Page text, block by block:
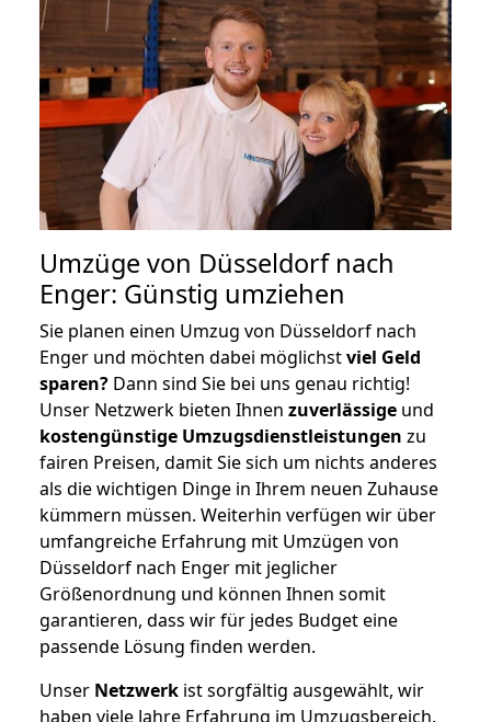
Umzüge von Düsseldorf nach
Enger: Günstig umziehen
Sie planen einen Umzug von Düsseldorf nach
Enger und möchten dabei möglichstviel Geld
sparen? Dann sind Sie bei uns genau richtig!
Unser Netzwerk bieten Ihnen zuverlässige und
kostengünstige Umzugsdienstleistungen zu
fairen Preisen, damit Sie sich um nichts anderes
als die wichtigen Dinge in Ihrem neuen Zuhause
kümmern müssen. Weiterhin verfügen wir über
umfangreiche Erfahrung mit Umzügen von
Düsseldorf nach Enger mit jeglicher
Größenordnung und können Ihnen somit
garantieren, dass wir für jedes Budget eine
passende Lösung finden werden.
Unser Netzwerk ist sorgfältig ausgewählt, wir
haben viele Jahre Erfahrung im Umzugsbereich.